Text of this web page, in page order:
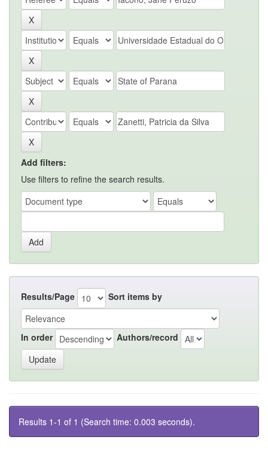
Add filters:
Use filters to refine the search results.
Results/Page Sort items by
In order Authors/record
Results 1-1 of 1 (Search time: 0.003 seconds).